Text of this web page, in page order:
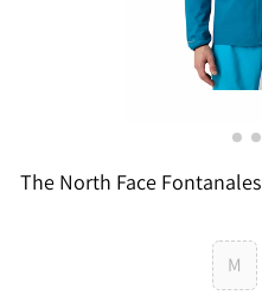
מעיל גשם לגברים דה נורס פייס The North Face Fontanales
M